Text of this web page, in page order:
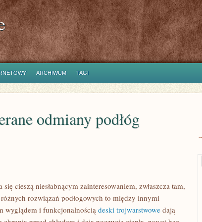
ARCHIWUM TAGI
odmiany podłóg
cieszą niesłabnącym zainteresowaniem, zwłaszcza tam,
rozwiązań podłogowych to między innymi
wyglądem i funkcjonalnością deski trojwarstwowe dają